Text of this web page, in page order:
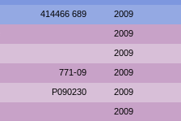
414466 689 2009
2009
2009
771-09 2009
P090230 2009
2009